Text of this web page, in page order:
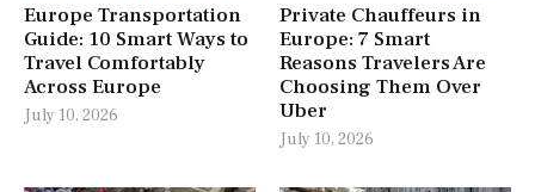
Europe Transportation
Guide: 10 Smart Ways to
Travel Comfortably
Across Europe
July 10, 2026
Private Chauffeurs in
Europe: 7 Smart
Reasons Travelers Are
Choosing Them Over
Uber
July 10, 2026